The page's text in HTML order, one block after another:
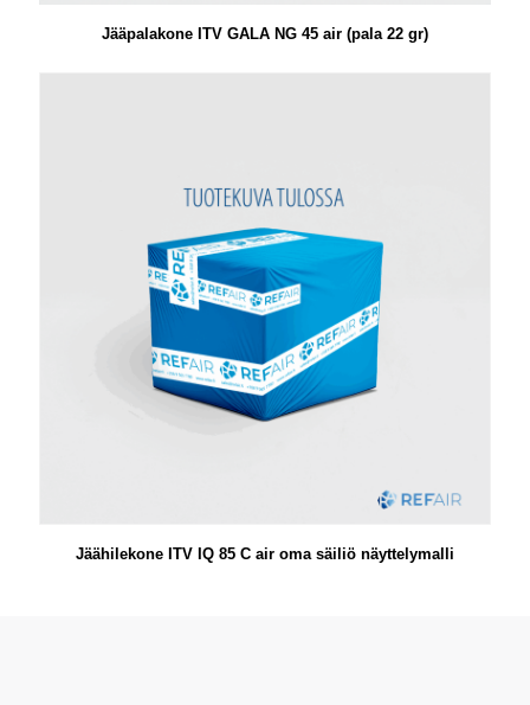
Jääpalakone ITV GALA NG 45 air (pala 22 gr)
Jäähilekone ITV IQ 85 C air oma säiliö näyttelymalli